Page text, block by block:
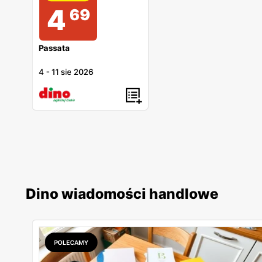
4 69
Passata
4 -11 sie 2026
Dino wiadomości handlowe
POLECAMY